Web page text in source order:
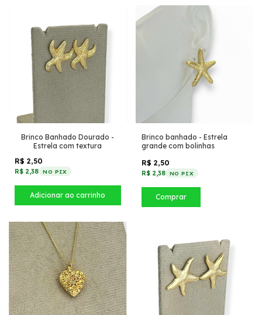
Brinco Banhado Dourado -
Estrela com textura
R$ 2,50
R$ 2,38 NO PIX
Brinco banhado - Estrela
grande com bolinhas
R$ 2,50
R$ 2,38 NO PIX
Comprar